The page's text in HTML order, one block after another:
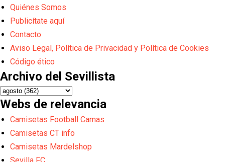
Quiénes Somos
Publicítate aquí
Contacto
Aviso Legal, Política de Privacidad y Política de Cookies
Código ético
Archivo del Sevillista
Webs de relevancia
Camisetas Football Camas
Camisetas CT info
Camisetas Mardelshop